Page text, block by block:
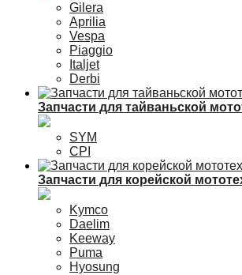
Gilera
Aprilia
Vespa
Piaggio
Italjet
Derbi
Запчасти для тайваньской
SYM
CPI
Запчасти для корейской
Kymco
Daelim
Keeway
Puma
Hyosung